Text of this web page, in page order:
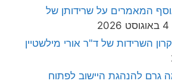
המאמרים על שרידותן של
4 באוגוסט 2026
השרידות של ד"ר אורי מילשטיין
גרם להנהגת היישוב לפתוח